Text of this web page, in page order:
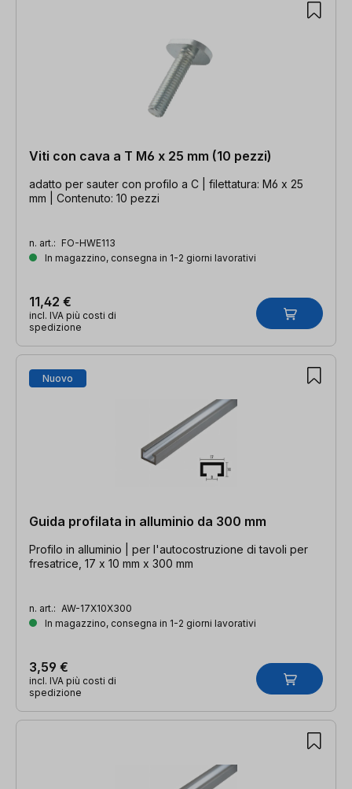
Viti con cava a T M6 x 25 mm (10 pezzi)
adatto per sauter con profilo a C | filettatura: M6 x 25
mm | Contenuto: 10 pezzi
n. art.: FO-HWE113
In magazzino, consegna in 1-2 giorni lavorativi
11,42 €
incl. IVA più costi di
spedizione
Nuovo
Guida profilata in alluminio da 300 mm
Profilo in alluminio | per l'autocostruzione di tavoli per
fresatrice, 17 x 10 mm x 300 mm
n. art.: AW-17X10X300
In magazzino, consegna in 1-2 giorni lavorativi
3,59 €
incl. IVA più costi di
spedizione